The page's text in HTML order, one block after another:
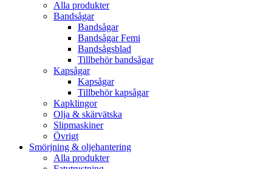
Alla produkter
Bandsågar
Bandsågar
Bandsågar Femi
Bandsågsblad
Tillbehör bandsågar
Kapsågar
Kapsågar
Tillbehör kapsågar
Kapklingor
Olja & skärvätska
Slipmaskiner
Övrigt
Smörjning & oljehantering
Alla produkter